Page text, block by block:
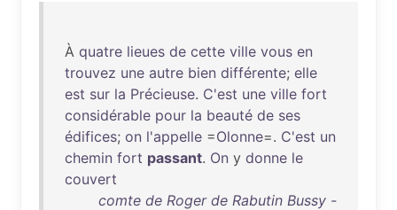
À quatre lieues de cette ville vous en
trouvez une autre bien différente; elle
est sur la Précieuse. C'est une ville fort
considérable pour la beauté de ses
édifices; on l'appelle =Olonne=. C'est un
chemin fort passant. On y donne le
couvert
comte de Roger de Rabutin Bussy -